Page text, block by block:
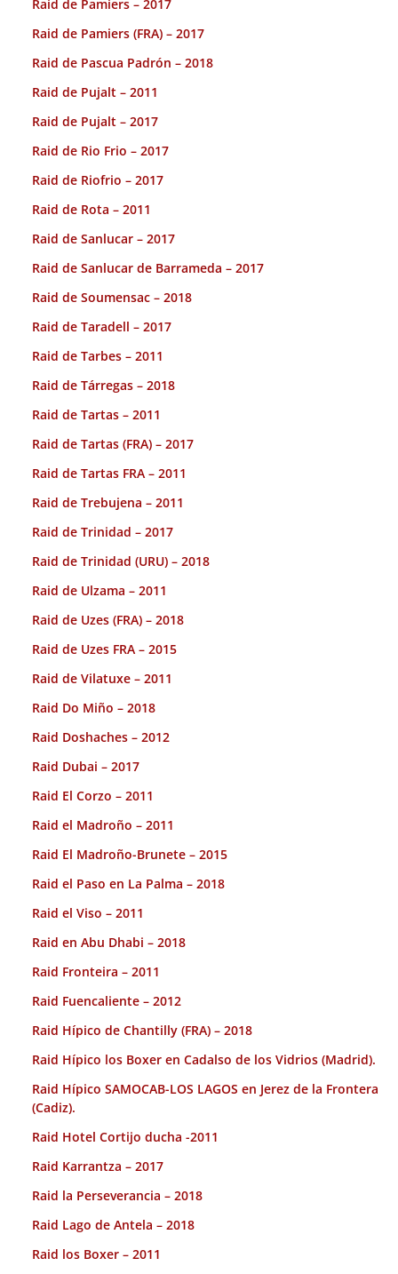
Raid de Pamiers – 2017
Raid de Pamiers (FRA) – 2017
Raid de Pascua Padrón – 2018
Raid de Pujalt – 2011
Raid de Pujalt – 2017
Raid de Rio Frio – 2017
Raid de Riofrio – 2017
Raid de Rota – 2011
Raid de Sanlucar – 2017
Raid de Sanlucar de Barrameda – 2017
Raid de Soumensac – 2018
Raid de Taradell – 2017
Raid de Tarbes – 2011
Raid de Tárregas – 2018
Raid de Tartas – 2011
Raid de Tartas (FRA) – 2017
Raid de Tartas FRA – 2011
Raid de Trebujena – 2011
Raid de Trinidad – 2017
Raid de Trinidad (URU) – 2018
Raid de Ulzama – 2011
Raid de Uzes (FRA) – 2018
Raid de Uzes FRA – 2015
Raid de Vilatuxe – 2011
Raid Do Miño – 2018
Raid Doshaches – 2012
Raid Dubai – 2017
Raid El Corzo – 2011
Raid el Madroño – 2011
Raid El Madroño-Brunete – 2015
Raid el Paso en La Palma – 2018
Raid el Viso – 2011
Raid en Abu Dhabi – 2018
Raid Fronteira – 2011
Raid Fuencaliente – 2012
Raid Hípico de Chantilly (FRA) – 2018
Raid Hípico los Boxer en Cadalso de los Vidrios (Madrid).
Raid Hípico SAMOCAB-LOS LAGOS en Jerez de la Frontera
(Cadiz).
Raid Hotel Cortijo ducha -2011
Raid Karrantza – 2017
Raid la Perseverancia – 2018
Raid Lago de Antela – 2018
Raid los Boxer – 2011